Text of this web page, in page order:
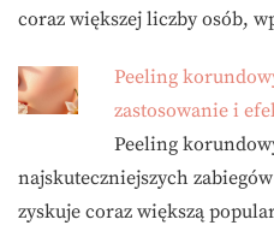
coraz większej liczby osób,
Peeling
zastosowanie i
Peeling
najskuteczniejszych
zyskuje coraz większą